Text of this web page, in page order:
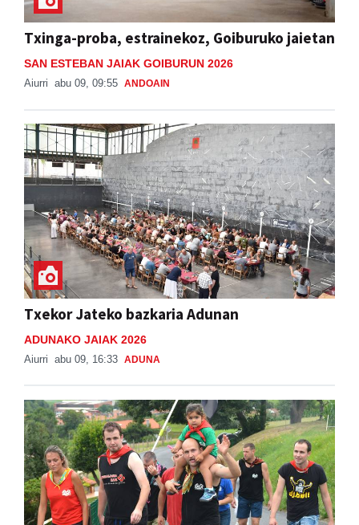
Txinga-proba, estrainekoz, Goiburuko jaietan
SAN ESTEBAN JAIAK GOIBURUN 2026
Aiurri abu 09, 09:55 ANDOAIN
Txekor Jateko bazkaria Adunan
ADUNAKO JAIAK 2026
Aiurri abu 09, 16:33 ADUNA